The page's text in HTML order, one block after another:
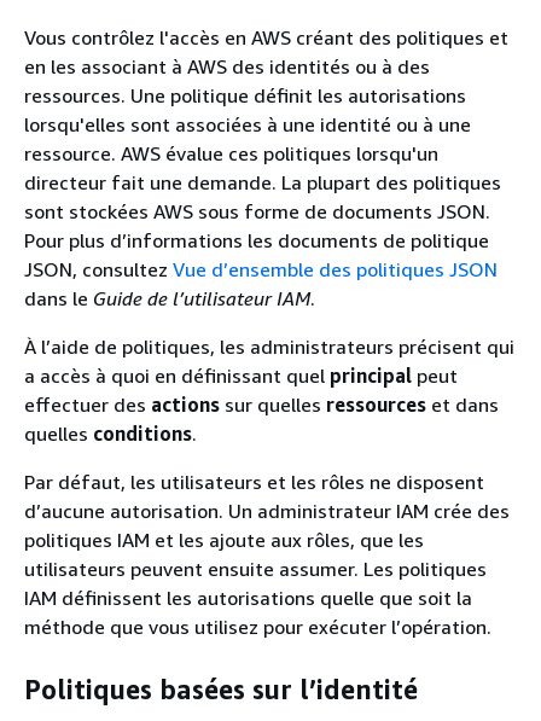
Vous contrôlez l'accès en AWS créant des politiques et
en les associant à AWS des identités ou à des
ressources. Une politique définit les autorisations
lorsqu'elles sont associées à une identité ou à une
ressource. AWS évalue ces politiques lorsqu'un
directeur fait une demande. La plupart des politiques
sont stockées AWS sous forme de documents JSON.
Pour plus d’informations les documents de politique
JSON, consultez Vue d’ensemble des politiques JSON
dans le Guide de l’utilisateur IAM.
À l’aide de politiques, les administrateurs précisent qui
a accès à quoi en définissant quel principal peut
effectuer des actions sur quelles ressources et dans
quelles conditions.
Par défaut, les utilisateurs et les rôles ne disposent
d’aucune autorisation. Un administrateur IAM crée des
politiques IAM et les ajoute aux rôles, que les
utilisateurs peuvent ensuite assumer. Les politiques
IAM définissent les autorisations quelle que soit la
méthode que vous utilisez pour exécuter l’opération.
Politiques basées sur l’identité